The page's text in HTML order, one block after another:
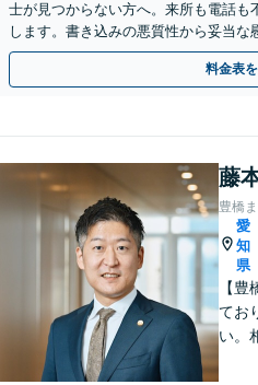
士が見つからない方へ。来所も電話も
します。書き込みの悪質性から妥当な
用面のリスクも包み隠さずお伝えしサ
料金表
藤
豊橋
愛
知
県
【
てお
い。